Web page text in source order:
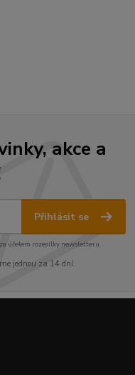
akce a
Přihlásit se
účelem rozesílky newsletteru.
jednou za 14 dní.